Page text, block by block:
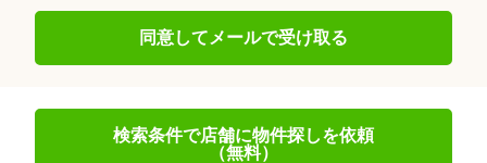
同意してメールで受け取る
検索条件で店舗に物件探しを依頼
（無料）